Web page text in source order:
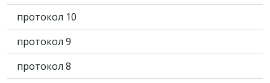
протокол 10
протокол 9
протокол 8